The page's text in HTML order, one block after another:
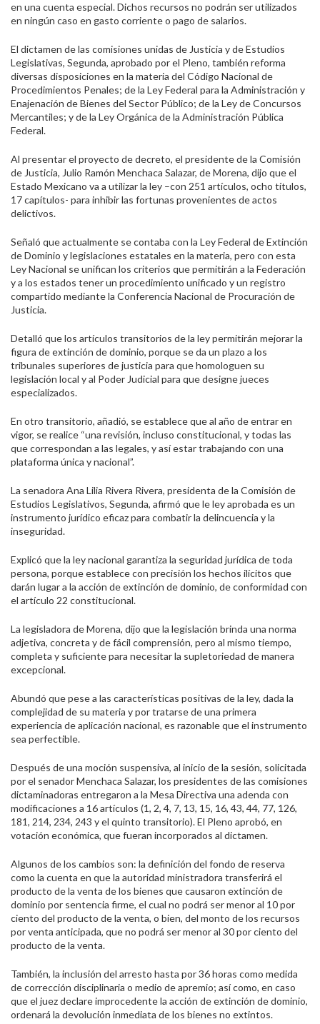
en una cuenta especial. Dichos recursos no podrán ser utilizados
en ningún caso en gasto corriente o pago de salarios.
El dictamen de las comisiones unidas de Justicia y de Estudios
Legislativas, Segunda, aprobado por el Pleno, también reforma
diversas disposiciones en la materia del Código Nacional de
Procedimientos Penales; de la Ley Federal para la Administración y
Enajenación de Bienes del Sector Público; de la Ley de Concursos
Mercantiles; y de la Ley Orgánica de la Administración Pública
Federal.
Al presentar el proyecto de decreto, el presidente de la Comisión
de Justicia, Julio Ramón Menchaca Salazar, de Morena, dijo que el
Estado Mexicano va a utilizar la ley –con 251 artículos, ocho títulos,
17 capítulos- para inhibir las fortunas provenientes de actos
delictivos.
Señaló que actualmente se contaba con la Ley Federal de Extinción
de Dominio y legislaciones estatales en la materia, pero con esta
Ley Nacional se unifican los criterios que permitirán a la Federación
y a los estados tener un procedimiento unificado y un registro
compartido mediante la Conferencia Nacional de Procuración de
Justicia.
Detalló que los artículos transitorios de la ley permitirán mejorar la
figura de extinción de dominio, porque se da un plazo a los
tribunales superiores de justicia para que homologuen su
legislación local y al Poder Judicial para que designe jueces
especializados.
En otro transitorio, añadió, se establece que al año de entrar en
vigor, se realice “una revisión, incluso constitucional, y todas las
que correspondan a las legales, y así estar trabajando con una
plataforma única y nacional”.
La senadora Ana Lilia Rivera Rivera, presidenta de la Comisión de
Estudios Legislativos, Segunda, afirmó que le ley aprobada es un
instrumento jurídico eficaz para combatir la delincuencia y la
inseguridad.
Explicó que la ley nacional garantiza la seguridad jurídica de toda
persona, porque establece con precisión los hechos ilícitos que
darán lugar a la acción de extinción de dominio, de conformidad con
el artículo 22 constitucional.
La legisladora de Morena, dijo que la legislación brinda una norma
adjetiva, concreta y de fácil comprensión, pero al mismo tiempo,
completa y suficiente para necesitar la supletoriedad de manera
excepcional.
Abundó que pese a las características positivas de la ley, dada la
complejidad de su materia y por tratarse de una primera
experiencia de aplicación nacional, es razonable que el instrumento
sea perfectible.
Después de una moción suspensiva, al inicio de la sesión, solicitada
por el senador Menchaca Salazar, los presidentes de las comisiones
dictaminadoras entregaron a la Mesa Directiva una adenda con
modificaciones a 16 artículos (1, 2, 4, 7, 13, 15, 16, 43, 44, 77, 126,
181, 214, 234, 243 y el quinto transitorio). El Pleno aprobó, en
votación económica, que fueran incorporados al dictamen.
Algunos de los cambios son: la definición del fondo de reserva
como la cuenta en que la autoridad ministradora transferirá el
producto de la venta de los bienes que causaron extinción de
dominio por sentencia firme, el cual no podrá ser menor al 10 por
ciento del producto de la venta, o bien, del monto de los recursos
por venta anticipada, que no podrá ser menor al 30 por ciento del
producto de la venta.
También, la inclusión del arresto hasta por 36 horas como medida
de corrección disciplinaria o medio de apremio; así como, en caso
que el juez declare improcedente la acción de extinción de dominio,
ordenará la devolución inmediata de los bienes no extintos.